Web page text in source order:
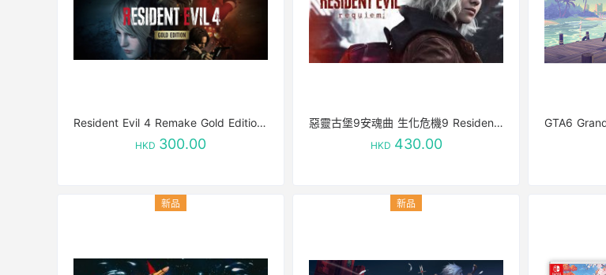
Resident Evil 4 Remake Gold Edition 惡靈古堡4重製版黃金版
HKD 300.00
惡靈古堡9安魂曲 生化危機9 Resident Evil Requiem
HKD 430.00